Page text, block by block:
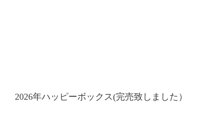
2026年ハッピーボックス(完売致しました）